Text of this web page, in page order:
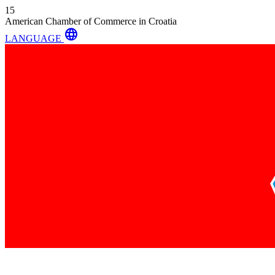
15
American Chamber of Commerce in Croatia
LANGUAGE language